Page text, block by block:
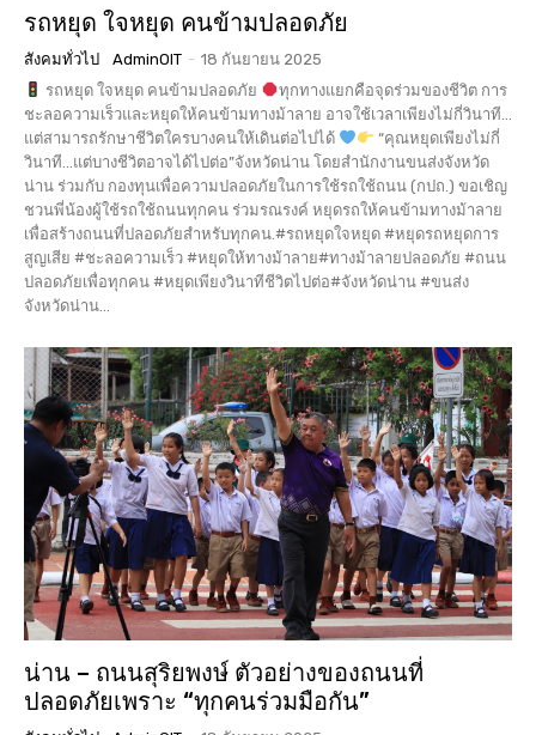
รถหยุด ใจหยุด คนข้ามปลอดภัย
สังคมทั่วไป AdminOIT - 18 กันยายน 2025
รถหยุด ใจหยุด คนข้ามปลอดภัย
ทุกทางแยกคือจุดร่วมของชีวิต การ
ชะลอความเร็วและหยุดให้คนข้ามทางม้าลาย อาจใช้เวลาเพียงไม่กี่วินาที...
แต่สามารถรักษาชีวิตใครบางคนให้เดินต่อไปได้
“คุณหยุดเพียงไม่กี่
วินาที…แต่บางชีวิตอาจได้ไปต่อ”จังหวัดน่าน โดยสำนักงานขนส่งจังหวัด
น่าน ร่วมกับ กองทุนเพื่อความปลอดภัยในการใช้รถใช้ถนน (กปถ.) ขอเชิญ
ชวนพี่น้องผู้ใช้รถใช้ถนนทุกคน ร่วมรณรงค์ หยุดรถให้คนข้ามทางม้าลาย
เพื่อสร้างถนนที่ปลอดภัยสำหรับทุกคน.#รถหยุดใจหยุด #หยุดรถหยุดการ
สูญเสีย #ชะลอความเร็ว #หยุดให้ทางม้าลาย#ทางม้าลายปลอดภัย #ถนน
ปลอดภัยเพื่อทุกคน #หยุดเพียงวินาทีชีวิตไปต่อ#จังหวัดน่าน #ขนส่ง
จังหวัดน่าน...
น่าน – ถนนสุริยพงษ์ ตัวอย่างของถนนที่
ปลอดภัยเพราะ “ทุกคนร่วมมือกัน”